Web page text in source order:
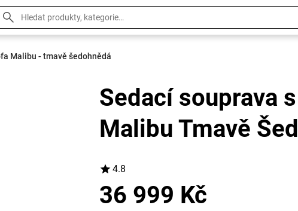
Malibu - tmavě šedohnědá
Sedací souprava
Malibu Tmavě
4.8
36 999 Kč